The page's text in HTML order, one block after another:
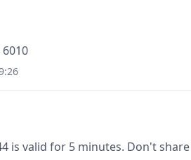
is valid for 5 minutes. Don't